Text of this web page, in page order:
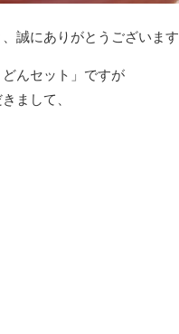
誠にありがとうございます
んセット」ですが
まして、